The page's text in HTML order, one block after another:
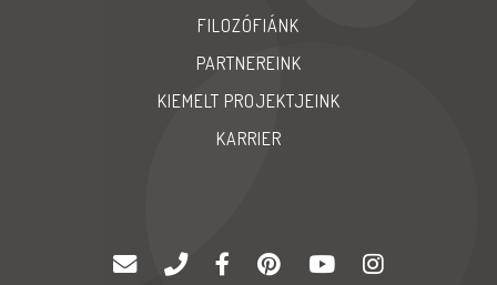
FILOZÓFIÁNK
PARTNEREINK
KIEMELT PROJEKTJEINK
KARRIER